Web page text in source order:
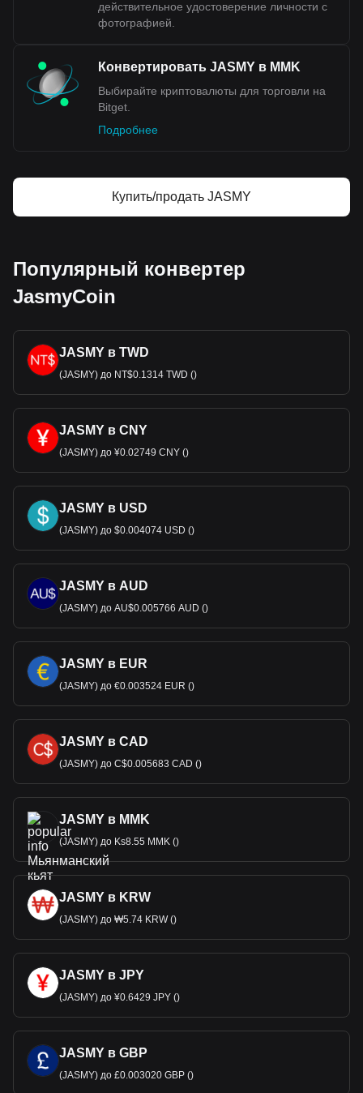
действительное удостоверение личности с
фотографией.
Конвертировать JASMY в MMK
Выбирайте криптовалюты для торговли на
Bitget.
Подробнее
Купить/продать JASMY
Популярный конвертер
JasmyCoin
JASMY в TWD
(JASMY) до NT$0.1314 TWD ()
JASMY в CNY
(JASMY) до ¥0.02749 CNY ()
JASMY в USD
(JASMY) до $0.004074 USD ()
JASMY в AUD
(JASMY) до AU$0.005766 AUD ()
JASMY в EUR
(JASMY) до €0.003524 EUR ()
JASMY в CAD
(JASMY) до C$0.005683 CAD ()
JASMY в MMK
(JASMY) до Ks8.55 MMK ()
JASMY в KRW
(JASMY) до ₩5.74 KRW ()
JASMY в JPY
(JASMY) до ¥0.6429 JPY ()
JASMY в GBP
(JASMY) до £0.003020 GBP ()